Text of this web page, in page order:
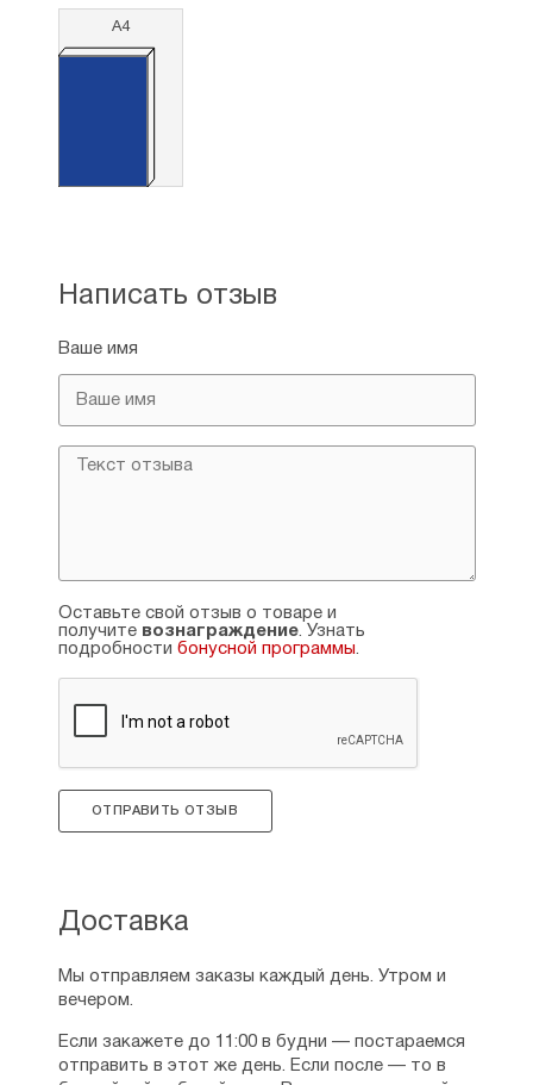
А4
Написать отзыв
Ваше имя
Оставьте свой отзыв о товаре и
получите вознаграждение. Узнать
подробности бонусной программы.
ОТПРАВИТЬ ОТЗЫВ
Доставка
Мы отправляем заказы каждый день. Утром и
вечером.
Если закажете до 11:00 в будни — постараемся
отправить в этот же день. Если после — то в